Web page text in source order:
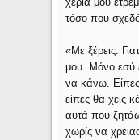
τόσο που
«Με ξέρεις.
μου. Μόνο εσύ
να κάνω. Είπες
είπες θα χεις
αυτά που
χωρίς να